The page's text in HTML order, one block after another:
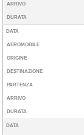
ARRIVO
DURATA
DATA
AEROMOBILE
ORIGINE
DESTINAZIONE
PARTENZA
ARRIVO
DURATA
DATA